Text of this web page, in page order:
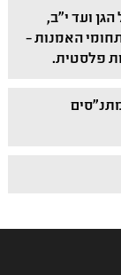
ועד י"ב,
האמנות –
פלסטית.